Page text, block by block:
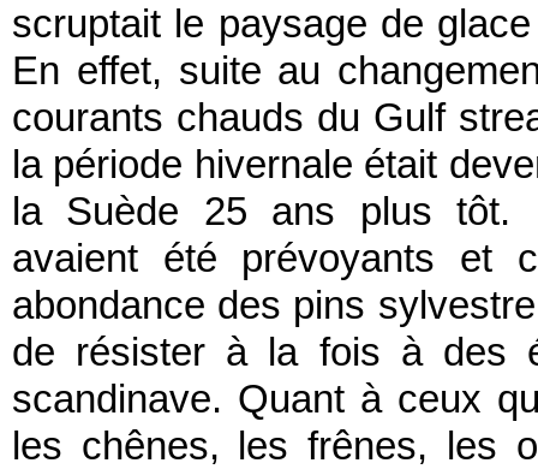
scruptait le paysage de
En effet, suite au
courants chauds du Gulf
la période hivernale était
la Suède 25 ans plus tôt.
avaient été prévoyants et
abondance des pins
de résister à la fois à des
scandinave. Quant à ceux
les chênes, les frênes, les